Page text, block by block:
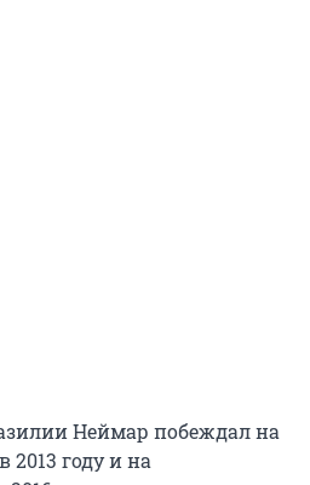
Неймар побеждал на
2013 году и на